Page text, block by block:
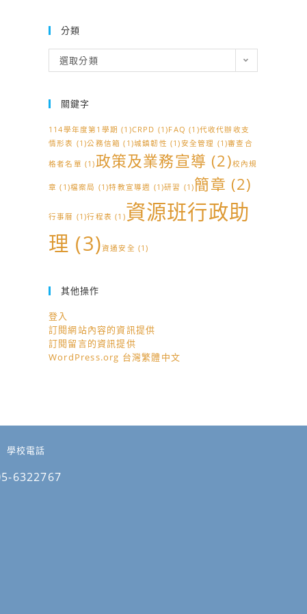
分類
類
選取分類
關鍵字
114學年度第1學期 (1)CRPD (1)FAQ (1)代收代辦收支
情形表 (1)公務信箱 (1)城鎮韌性 (1)安全管理 (1)審查合
格者名單 (1)政策及業務宣導 (2)校內規
章 (1)檔案局 (1)特教宣導週 (1)研習 (1)簡章 (2)
行事曆 (1)行程表 (1)資源班行政助
理 (3)資通安全 (1)
其他操作
登入
訂閱網站內容的資訊提供
訂閱留言的資訊提供
WordPress.org 台灣繁體中文
學校電話
6322767